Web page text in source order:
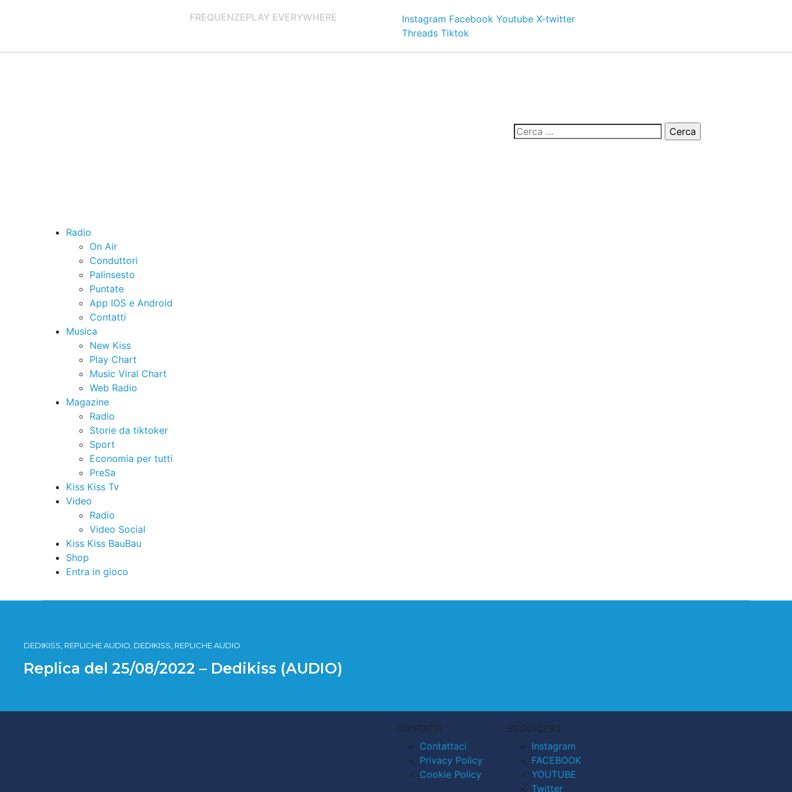
FREQUENZEPLAY EVERYWHERE Instagram Facebook Youtube X-twitter
Threads Tiktok
Radio
On Air
Conduttori
Palinsesto
Puntate
App IOS e Android
Contatti
Musica
New Kiss
Play Chart
Music Viral Chart
Web Radio
Magazine
Radio
Storie da tiktoker
Sport
Economia per tutti
PreSa
Kiss Kiss Tv
Video
Radio
Video Social
Kiss Kiss BauBau
Shop
Entra in gioco
DEDIKISS, REPLICHE AUDIO, DEDIKISS, REPLICHE AUDIO
Replica del 25/08/2022 – Dedikiss (AUDIO)
CONTATTI
Contattaci
Privacy Policy
Cookie Policy
SEGUICI SU
Instagram
FACEBOOK
YOUTUBE
Twitter